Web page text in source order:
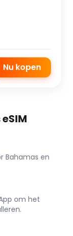
Nu kopen
Bahamas en
om het